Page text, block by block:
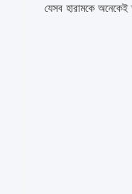
যেসব হারামকে